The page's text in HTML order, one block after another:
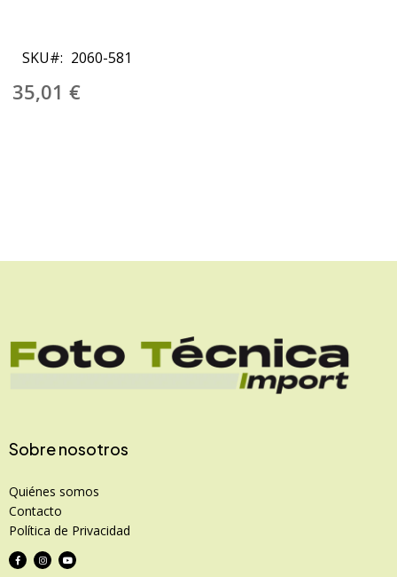
comienzo
de
la
SKU 2060-581
35,01 €
Sobre nosotros
Quiénes somos
Contacto
Política de Privacidad